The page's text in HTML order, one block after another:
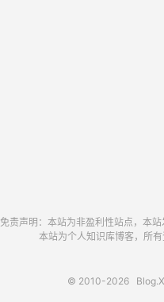
免责声明：本站为非盈利性站点，本
本站为个人知识库博客，所
© 2010-2026